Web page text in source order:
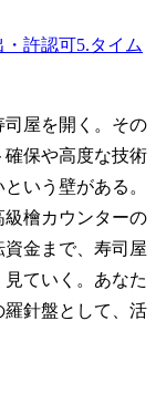
・許認可5.タイム
屋を開く。その
保や高度な技術
いう壁がある。
檜カウンターの
金まで、寿司屋
ていく。あなた
針盤として、活